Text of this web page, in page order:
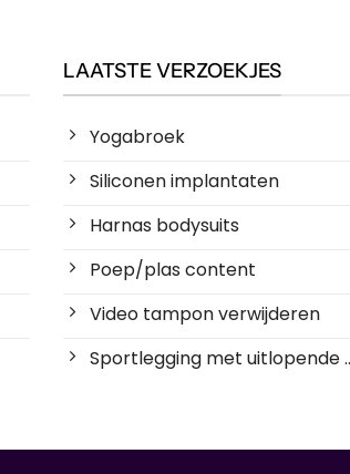
LAATSTE VERZOEKJES
Yogabroek
Siliconen implantaten
Harnas bodysuits
Poep/plas content
Video tampon verwijderen
Sportlegging met uitlopende